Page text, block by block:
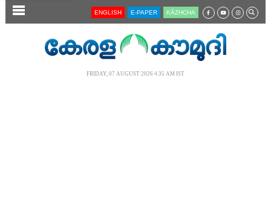
SECTIONS ENGLISH E-PAPER KĀZHCHA
FRIDAY, 07 AUGUST 2026 4.35 AM IST